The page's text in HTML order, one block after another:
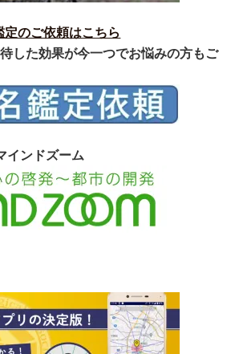
のご依頼はこちら
した効果が今一つでお悩みの方もご
インドズーム